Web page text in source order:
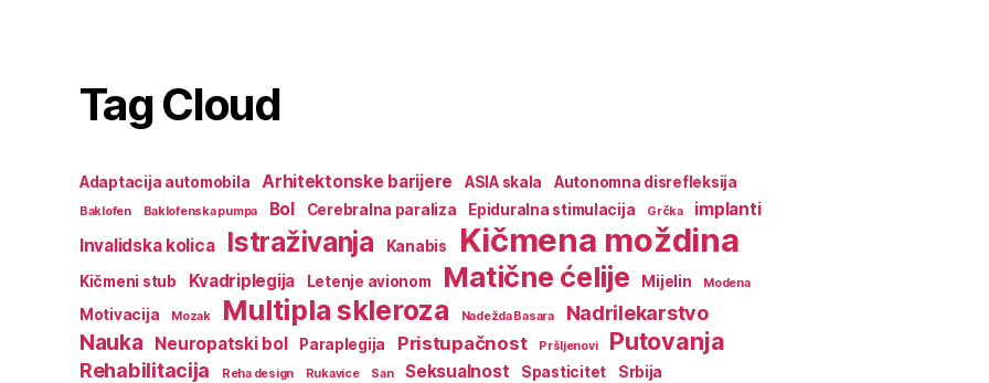
Tag Cloud
Adaptacija automobila Arhitektonske barijere ASIA skala Autonomna disrefleksija
Baklofen Baklofenska pumpa Bol Cerebralna paraliza Epiduralna stimulacija Grčka
implanti
Invalidska kolica
Istraživanja Kanabis Kičmena moždina
Kičmeni stub Kvadriplegija Letenje avionom Matične ćelije Mijelin Modena
Motivacija Mozak Multipla skleroza Nadežda Basara Nadrilekarstvo
Nauka Neuropatski bol Paraplegija Pristupačnost Pršljenovi Putovanja
Rehabilitacija Reha design Rukavice San Seksualnost Spasticitet Srbija